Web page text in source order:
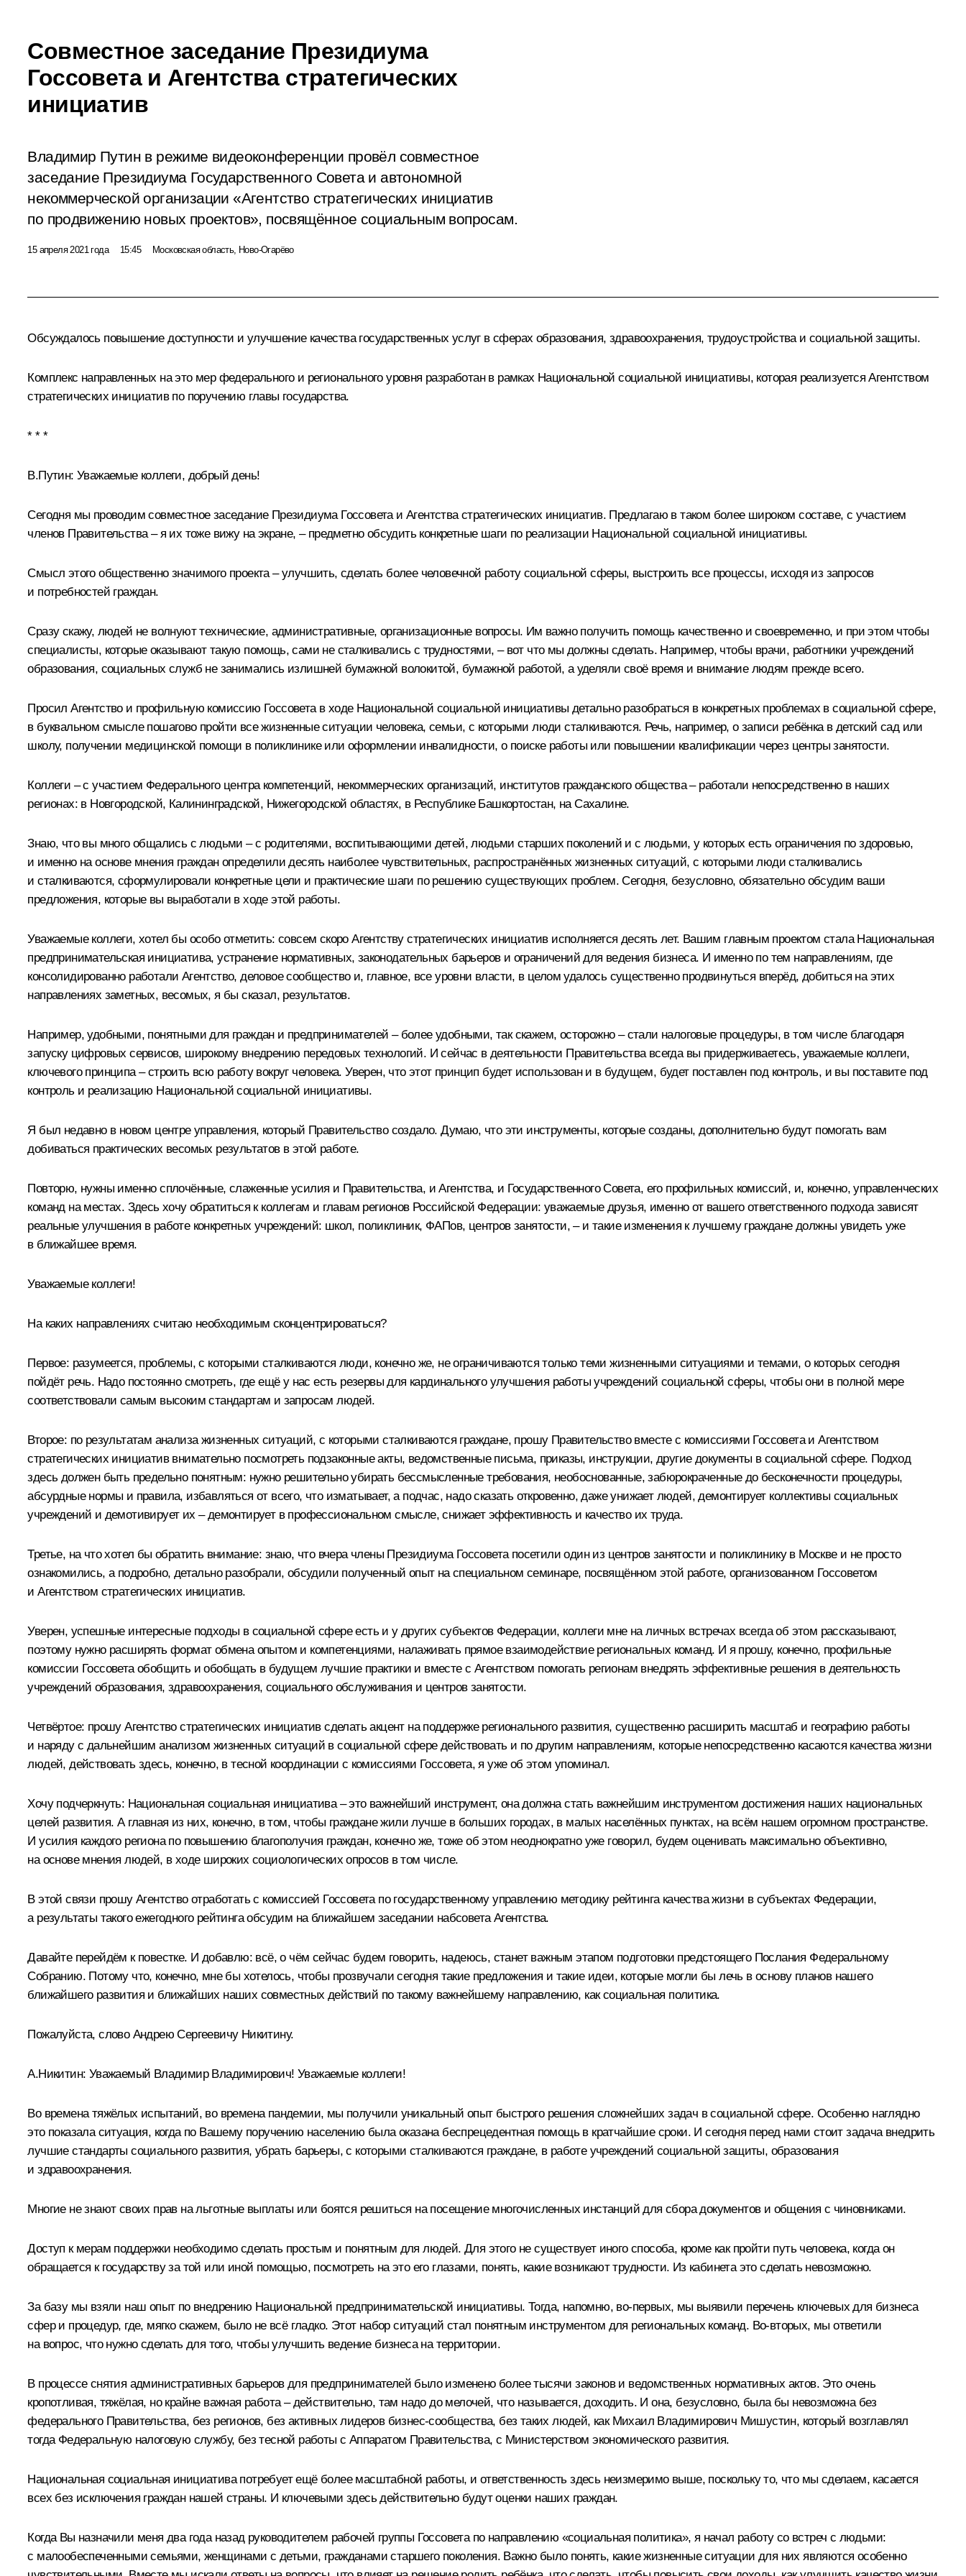
Совместное заседание Президиума
Госсовета и Агентства стратегических
инициатив
Владимир Путин в режиме видеоконференции провёл совместное
заседание Президиума Государственного Совета и автономной
некоммерческой организации «Агентство стратегических инициатив
по продвижению новых проектов», посвящённое социальным вопросам.
15 апреля 2021 года 15:45 Московская область, Ново-Огарёво
Обсуждалось повышение доступности и улучшение качества государственных услуг в сферах образования, здравоохранения, трудоустройства и социальной защиты.
Комплекс направленных на это мер федерального и регионального уровня разработан в рамках Национальной социальной инициативы, которая реализуется Агентством
стратегических инициатив по поручению главы государства.
* * *
В.Путин: Уважаемые коллеги, добрый день!
Сегодня мы проводим совместное заседание Президиума Госсовета и Агентства стратегических инициатив. Предлагаю в таком более широком составе, с участием
членов Правительства – я их тоже вижу на экране, – предметно обсудить конкретные шаги по реализации Национальной социальной инициативы.
Смысл этого общественно значимого проекта – улучшить, сделать более человечной работу социальной сферы, выстроить все процессы, исходя из запросов
и потребностей граждан.
Сразу скажу, людей не волнуют технические, административные, организационные вопросы. Им важно получить помощь качественно и своевременно, и при этом чтобы
специалисты, которые оказывают такую помощь, сами не сталкивались с трудностями, – вот что мы должны сделать. Например, чтобы врачи, работники учреждений
образования, социальных служб не занимались излишней бумажной волокитой, бумажной работой, а уделяли своё время и внимание людям прежде всего.
Просил Агентство и профильную комиссию Госсовета в ходе Национальной социальной инициативы детально разобраться в конкретных проблемах в социальной сфере,
в буквальном смысле пошагово пройти все жизненные ситуации человека, семьи, с которыми люди сталкиваются. Речь, например, о записи ребёнка в детский сад или
школу, получении медицинской помощи в поликлинике или оформлении инвалидности, о поиске работы или повышении квалификации через центры занятости.
Коллеги – с участием Федерального центра компетенций, некоммерческих организаций, институтов гражданского общества – работали непосредственно в наших
регионах: в Новгородской, Калининградской, Нижегородской областях, в Республике Башкортостан, на Сахалине.
Знаю, что вы много общались с людьми – с родителями, воспитывающими детей, людьми старших поколений и с людьми, у которых есть ограничения по здоровью,
и именно на основе мнения граждан определили десять наиболее чувствительных, распространённых жизненных ситуаций, с которыми люди сталкивались
и сталкиваются, сформулировали конкретные цели и практические шаги по решению существующих проблем. Сегодня, безусловно, обязательно обсудим ваши
предложения, которые вы выработали в ходе этой работы.
Уважаемые коллеги, хотел бы особо отметить: совсем скоро Агентству стратегических инициатив исполняется десять лет. Вашим главным проектом стала Национальная
предпринимательская инициатива, устранение нормативных, законодательных барьеров и ограничений для ведения бизнеса. И именно по тем направлениям, где
консолидированно работали Агентство, деловое сообщество и, главное, все уровни власти, в целом удалось существенно продвинуться вперёд, добиться на этих
направлениях заметных, весомых, я бы сказал, результатов.
Например, удобными, понятными для граждан и предпринимателей – более удобными, так скажем, осторожно – стали налоговые процедуры, в том числе благодаря
запуску цифровых сервисов, широкому внедрению передовых технологий. И сейчас в деятельности Правительства всегда вы придерживаетесь, уважаемые коллеги,
ключевого принципа – строить всю работу вокруг человека. Уверен, что этот принцип будет использован и в будущем, будет поставлен под контроль, и вы поставите под
контроль и реализацию Национальной социальной инициативы.
Я был недавно в новом центре управления, который Правительство создало. Думаю, что эти инструменты, которые созданы, дополнительно будут помогать вам
добиваться практических весомых результатов в этой работе.
Повторю, нужны именно сплочённые, слаженные усилия и Правительства, и Агентства, и Государственного Совета, его профильных комиссий, и, конечно, управленческих
команд на местах. Здесь хочу обратиться к коллегам и главам регионов Российской Федерации: уважаемые друзья, именно от вашего ответственного подхода зависят
реальные улучшения в работе конкретных учреждений: школ, поликлиник, ФАПов, центров занятости, – и такие изменения к лучшему граждане должны увидеть уже
в ближайшее время.
Уважаемые коллеги!
На каких направлениях считаю необходимым сконцентрироваться?
Первое: разумеется, проблемы, с которыми сталкиваются люди, конечно же, не ограничиваются только теми жизненными ситуациями и темами, о которых сегодня
пойдёт речь. Надо постоянно смотреть, где ещё у нас есть резервы для кардинального улучшения работы учреждений социальной сферы, чтобы они в полной мере
соответствовали самым высоким стандартам и запросам людей.
Второе: по результатам анализа жизненных ситуаций, с которыми сталкиваются граждане, прошу Правительство вместе с комиссиями Госсовета и Агентством
стратегических инициатив внимательно посмотреть подзаконные акты, ведомственные письма, приказы, инструкции, другие документы в социальной сфере. Подход
здесь должен быть предельно понятным: нужно решительно убирать бессмысленные требования, необоснованные, забюрокраченные до бесконечности процедуры,
абсурдные нормы и правила, избавляться от всего, что изматывает, а подчас, надо сказать откровенно, даже унижает людей, демонтирует коллективы социальных
учреждений и демотивирует их – демонтирует в профессиональном смысле, снижает эффективность и качество их труда.
Третье, на что хотел бы обратить внимание: знаю, что вчера члены Президиума Госсовета посетили один из центров занятости и поликлинику в Москве и не просто
ознакомились, а подробно, детально разобрали, обсудили полученный опыт на специальном семинаре, посвящённом этой работе, организованном Госсоветом
и Агентством стратегических инициатив.
Уверен, успешные интересные подходы в социальной сфере есть и у других субъектов Федерации, коллеги мне на личных встречах всегда об этом рассказывают,
поэтому нужно расширять формат обмена опытом и компетенциями, налаживать прямое взаимодействие региональных команд. И я прошу, конечно, профильные
комиссии Госсовета обобщить и обобщать в будущем лучшие практики и вместе с Агентством помогать регионам внедрять эффективные решения в деятельность
учреждений образования, здравоохранения, социального обслуживания и центров занятости.
Четвёртое: прошу Агентство стратегических инициатив сделать акцент на поддержке регионального развития, существенно расширить масштаб и географию работы
и наряду с дальнейшим анализом жизненных ситуаций в социальной сфере действовать и по другим направлениям, которые непосредственно касаются качества жизни
людей, действовать здесь, конечно, в тесной координации с комиссиями Госсовета, я уже об этом упоминал.
Хочу подчеркнуть: Национальная социальная инициатива – это важнейший инструмент, она должна стать важнейшим инструментом достижения наших национальных
целей развития. А главная из них, конечно, в том, чтобы граждане жили лучше в больших городах, в малых населённых пунктах, на всём нашем огромном пространстве.
И усилия каждого региона по повышению благополучия граждан, конечно же, тоже об этом неоднократно уже говорил, будем оценивать максимально объективно,
на основе мнения людей, в ходе широких социологических опросов в том числе.
В этой связи прошу Агентство отработать с комиссией Госсовета по государственному управлению методику рейтинга качества жизни в субъектах Федерации,
а результаты такого ежегодного рейтинга обсудим на ближайшем заседании набсовета Агентства.
Давайте перейдём к повестке. И добавлю: всё, о чём сейчас будем говорить, надеюсь, станет важным этапом подготовки предстоящего Послания Федеральному
Собранию. Потому что, конечно, мне бы хотелось, чтобы прозвучали сегодня такие предложения и такие идеи, которые могли бы лечь в основу планов нашего
ближайшего развития и ближайших наших совместных действий по такому важнейшему направлению, как социальная политика.
Пожалуйста, слово Андрею Сергеевичу Никитину.
А.Никитин: Уважаемый Владимир Владимирович! Уважаемые коллеги!
Во времена тяжёлых испытаний, во времена пандемии, мы получили уникальный опыт быстрого решения сложнейших задач в социальной сфере. Особенно наглядно
это показала ситуация, когда по Вашему поручению населению была оказана беспрецедентная помощь в кратчайшие сроки. И сегодня перед нами стоит задача внедрить
лучшие стандарты социального развития, убрать барьеры, с которыми сталкиваются граждане, в работе учреждений социальной защиты, образования
и здравоохранения.
Многие не знают своих прав на льготные выплаты или боятся решиться на посещение многочисленных инстанций для сбора документов и общения с чиновниками.
Доступ к мерам поддержки необходимо сделать простым и понятным для людей. Для этого не существует иного способа, кроме как пройти путь человека, когда он
обращается к государству за той или иной помощью, посмотреть на это его глазами, понять, какие возникают трудности. Из кабинета это сделать невозможно.
За базу мы взяли наш опыт по внедрению Национальной предпринимательской инициативы. Тогда, напомню, во-первых, мы выявили перечень ключевых для бизнеса
сфер и процедур, где, мягко скажем, было не всё гладко. Этот набор ситуаций стал понятным инструментом для региональных команд. Во-вторых, мы ответили
на вопрос, что нужно сделать для того, чтобы улучшить ведение бизнеса на территории.
В процессе снятия административных барьеров для предпринимателей было изменено более тысячи законов и ведомственных нормативных актов. Это очень
кропотливая, тяжёлая, но крайне важная работа – действительно, там надо до мелочей, что называется, доходить. И она, безусловно, была бы невозможна без
федерального Правительства, без регионов, без активных лидеров бизнес-сообщества, без таких людей, как Михаил Владимирович Мишустин, который возглавлял
тогда Федеральную налоговую службу, без тесной работы с Аппаратом Правительства, с Министерством экономического развития.
Национальная социальная инициатива потребует ещё более масштабной работы, и ответственность здесь неизмеримо выше, поскольку то, что мы сделаем, касается
всех без исключения граждан нашей страны. И ключевыми здесь действительно будут оценки наших граждан.
Когда Вы назначили меня два года назад руководителем рабочей группы Госсовета по направлению «социальная политика», я начал работу со встреч с людьми:
с малообеспеченными семьями, женщинами с детьми, гражданами старшего поколения. Важно было понять, какие жизненные ситуации для них являются особенно